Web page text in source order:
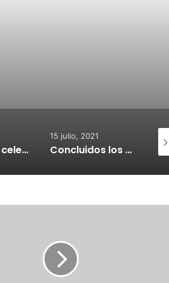
Calahorra celebrará el Croquetur II
15 julio, 2021
Concluidos los trabajos de reposición del asfaltado de Calahorra